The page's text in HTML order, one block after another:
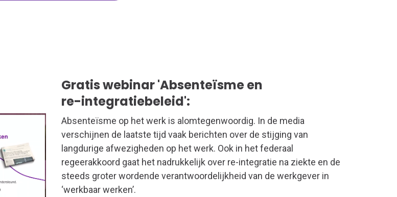
Gratis webinar 'Absenteïsme en
re-integratiebeleid':
Absenteïsme op het werk is alomtegenwoordig. In de media
verschijnen de laatste tijd vaak berichten over de stijging van
langdurige afwezigheden op het werk. Ook in het federaal
regeerakkoord gaat het nadrukkelijk over re-integratie na ziekte en de
steeds groter wordende verantwoordelijkheid van de werkgever in
‘werkbaar werken’.